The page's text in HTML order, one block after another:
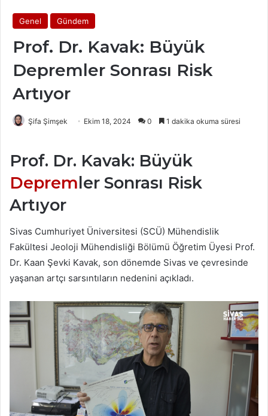
Genel Gündem
Prof. Dr. Kavak: Büyük
Depremler Sonrası Risk
Artıyor
Şifa Şimşek Ekim 18, 2024 0 1 dakika okuma süresi
Prof. Dr. Kavak: Büyük
Depremler Sonrası Risk
Artıyor
Sivas Cumhuriyet Üniversitesi (SCÜ) Mühendislik
Fakültesi Jeoloji Mühendisliği Bölümü Öğretim Üyesi Prof.
Dr. Kaan Şevki Kavak, son dönemde Sivas ve çevresinde
yaşanan artçı sarsıntıların nedenini açıkladı.